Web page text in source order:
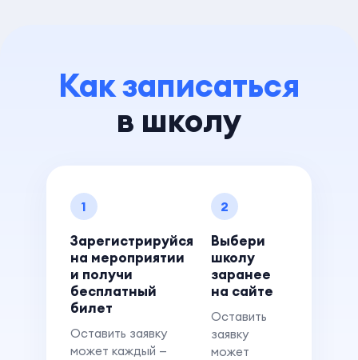
Как записаться
в школу
1
Зарегистрируйся
на мероприятии
и получи
бесплатный
билет
Оставить заявку
может каждый —
2
Выбери
школу
заранее
на сайте
Оставить
заявку
может